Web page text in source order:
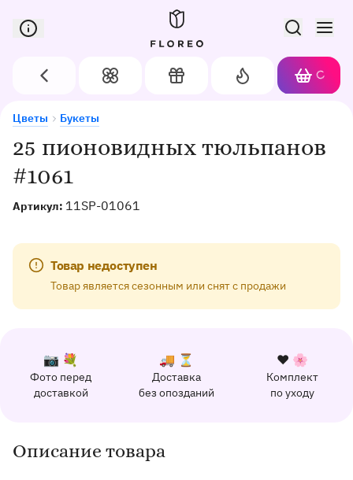
Сервис доставки цветов в Орле
Назад Цветы Подарки
Акции
Корзина
25 пионовидных тюльпанов
#1061
Артикул: 11SP-01061
Товар недоступен
Товар является сезонным или снят с продажи
Цветы Букеты
25 пионовидных тюльпанов #1061
Почему выбирают Флорео
К каждому заказу прилагается:
Фото перед
доставкой
📷 💐
Доставка
без опозданий
🚚 ⏳
Комплект
по уходу
❤️ 🌸
Качественный сервис
162 отзыва с оценкой 5.0 ⭐
Информация о товаре и оказываемых услугах
Описание товара